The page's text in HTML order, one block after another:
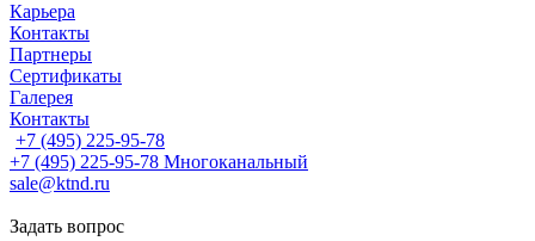
Карьера
Контакты
Партнеры
Сертификаты
Галерея
Контакты
+7 (495) 225-95-78
+7 (495) 225-95-78 Многоканальный
sale@ktnd.ru
Задать вопрос